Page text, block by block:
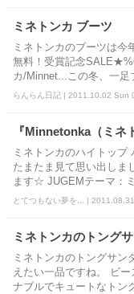
ミネトンカ ブーツ
ミネトンカのブーツは今
無料！受賞記念
カ/Minnet...この冬、一足
らんらん日記 | 2011.10.02 Sun
『Minnetonka（ミネ
ミネトンカのハイトップ
たまたま見て思い出しま
ます☆ JUGEMテーマ：ミ
とてつもない夢を... |
ミネトンカのトング
ミネトンカのトングサン
えたい一品ですね。 ビ
ナブルでキュートなトン